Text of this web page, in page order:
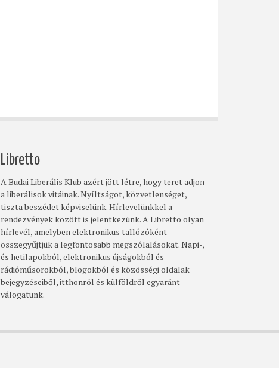
Libretto
A Budai Liberális Klub azért jött létre, hogy teret adjon
a liberálisok vitáinak. Nyíltságot, közvetlenséget,
tiszta beszédet képviselünk. Hírlevelünkkel a
rendezvények között is jelentkezünk. A Libretto olyan
hírlevél, amelyben elektronikus tallózóként
összegyűjtjük a legfontosabb megszólalásokat. Napi-,
és hetilapokból, elektronikus újságokból és
rádióműsorokból, blogokból és közösségi oldalak
bejegyzéseiből, itthonról és külföldről egyaránt
válogatunk.